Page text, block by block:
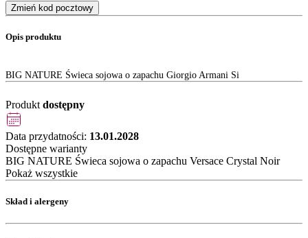
Zmień kod pocztowy
Opis produktu
BIG NATURE Świeca sojowa o zapachu Giorgio Armani Si
Produkt dostępny
Data przydatności: 13.01.2028
Dostępne warianty
BIG NATURE Świeca sojowa o zapachu Versace Crystal Noir
Pokaż wszystkie
Skład i alergeny